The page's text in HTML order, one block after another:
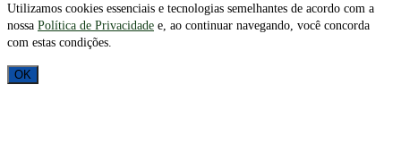
Utilizamos cookies essenciais e tecnologias semelhantes de acordo com a
nossa Política de Privacidade e, ao continuar navegando, você concorda
com estas condições.
OK